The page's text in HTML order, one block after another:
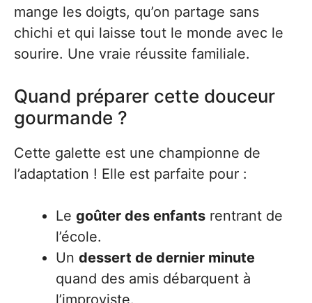
mange les doigts, qu’on partage sans
chichi et qui laisse tout le monde avec le
sourire. Une vraie réussite familiale.
Quand préparer cette douceur
gourmande ?
Cette galette est une championne de
l’adaptation ! Elle est parfaite pour :
Le goûter des enfants rentrant de
l’école.
Un dessert de dernier minute
quand des amis débarquent à
l’improviste.